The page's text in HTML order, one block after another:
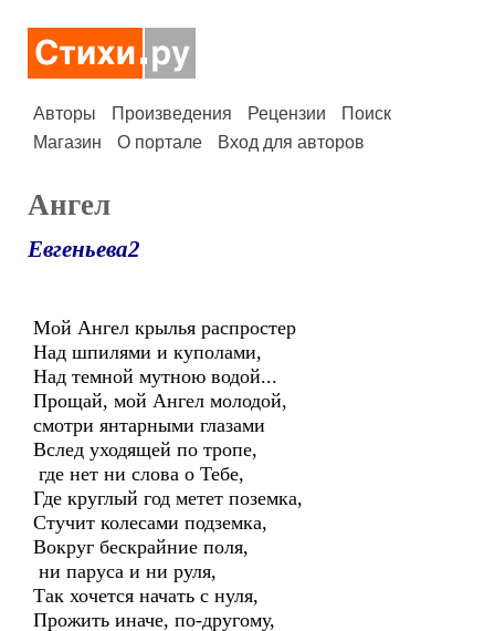
Авторы Произведения Рецензии
Поиск
Магазин
О портале Вход для авторов
Ангел
Евгеньева2
Мой Ангел крылья распростер
Над шпилями и куполами,
Над темной мутною водой...
Прощай, мой Ангел молодой,
смотри янтарными глазами
Вслед уходящей по тропе,
где нет ни слова о Тебе,
Где круглый год метет поземка,
Стучит колесами подземка,
Вокруг бескрайние поля,
ни паруса и ни руля,
Так хочется начать с нуля,
Прожить иначе, по-другому,